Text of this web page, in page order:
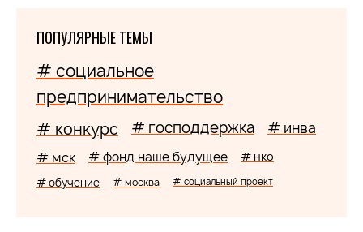
ПОПУЛЯРНЫЕ ТЕМЫ
# социальное
предпринимательство
# конкурс # господдержка # инва
# мск # фонд наше будущее # нко
# обучение # москва # социальный проект